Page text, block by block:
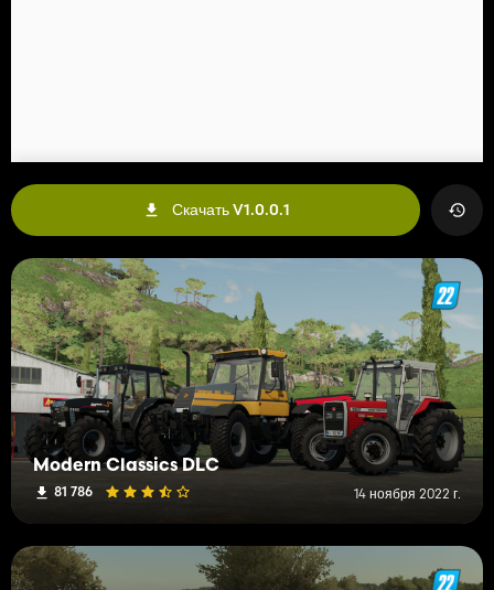
Скачать V1.0.0.1
Modern Classics DLC
81 786 14 ноября 2022 г.